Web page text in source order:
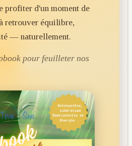
profiter d'un moment de
retrouver équilibre,
— naturellement.
pour feuilleter nos